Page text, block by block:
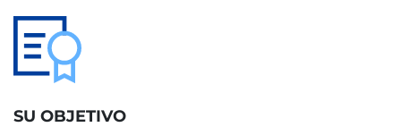
SU OBJETIVO